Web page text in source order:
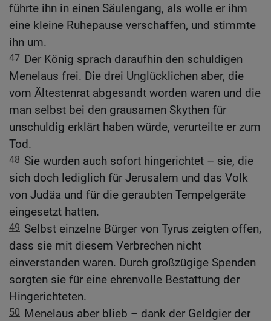
führte ihn in einen Säulengang, als wolle er ihm
eine kleine Ruhepause verschaffen, und stimmte
ihn um.
47 Der König sprach daraufhin den schuldigen
Menelaus frei. Die drei Unglücklichen aber, die
vom Ältestenrat abgesandt worden waren und die
man selbst bei den grausamen Skythen für
unschuldig erklärt haben würde, verurteilte er zum
Tod.
48 Sie wurden auch sofort hingerichtet – sie, die
sich doch lediglich für Jerusalem und das Volk
von Judäa und für die geraubten Tempelgeräte
eingesetzt hatten.
49 Selbst einzelne Bürger von Tyrus zeigten offen,
dass sie mit diesem Verbrechen nicht
einverstanden waren. Durch großzügige Spenden
sorgten sie für eine ehrenvolle Bestattung der
Hingerichteten.
50 Menelaus aber blieb – dank der Geldgier der